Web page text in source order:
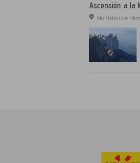
Ascensión a la
Monistrol de